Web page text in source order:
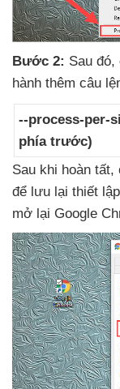
Bước 2: Sau đó,
hành thêm câu
--process-per-
phía trước)
Sau khi hoàn tất,
để lưu lại thiết lập
mở lại Google